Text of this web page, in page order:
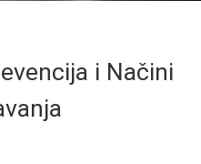
i Načini